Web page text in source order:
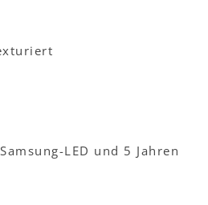
LED und 5 Jahren